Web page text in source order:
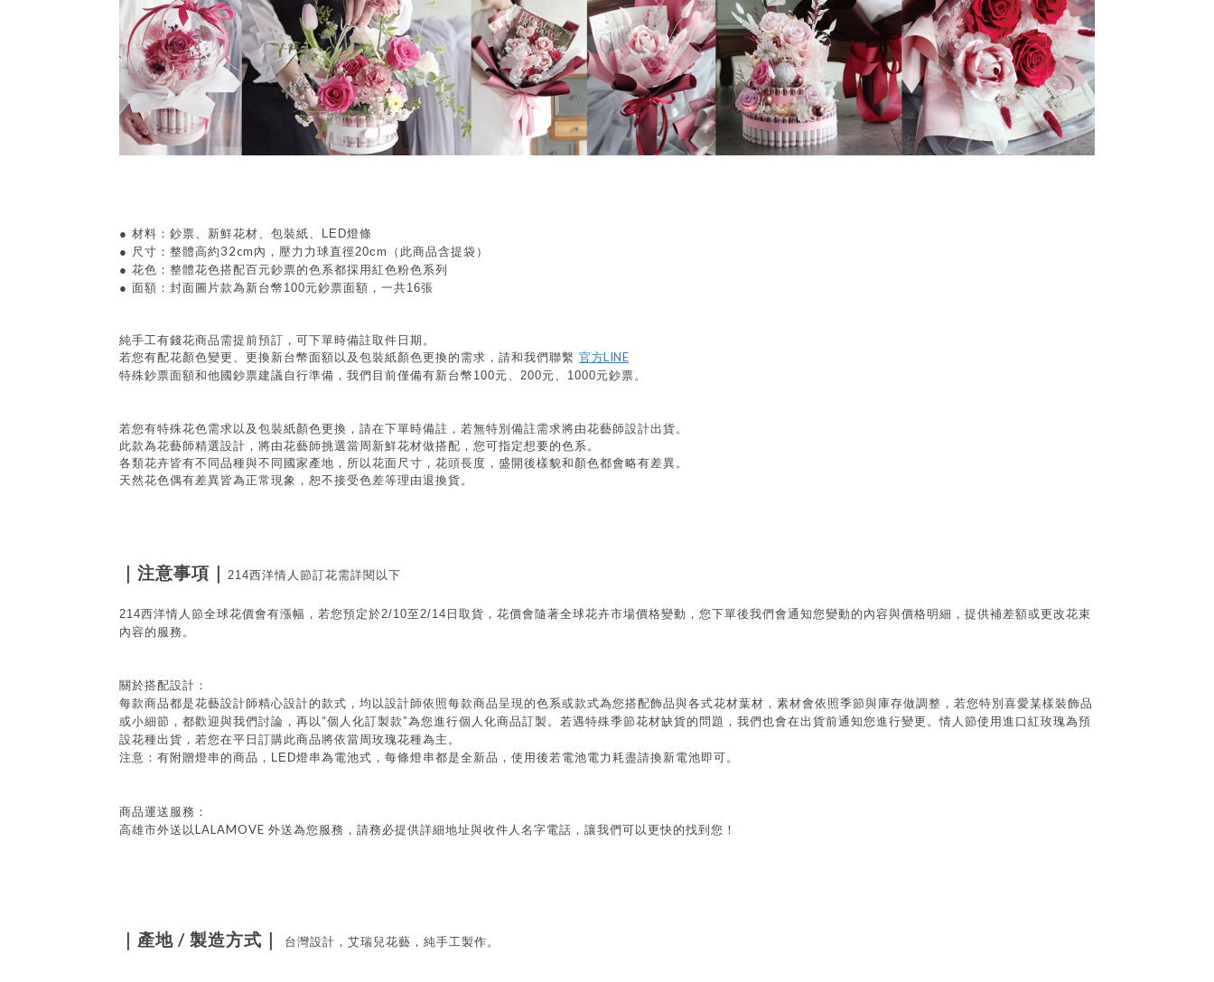
● 材料：鈔票、新鮮花材、包裝紙、
LED燈條
● 尺寸：整體高約32cm 內，壓力力球直徑20cm（此商品含提袋）
● 花色：整體花色搭配百元鈔票的色系都採用紅色粉色系列
● 面額 ：封面圖片款為新台幣100元鈔票面額，一共16張
純手工有錢花商品需提前預訂，可下單時備註取件日期。
若您有配花顏色變更、更換新台幣面額以及包裝紙顏色更換的需求，請和我們聯繫 官方LINE
特殊鈔票面額和他國鈔票建議自行準備，我們目前僅備有新台幣100元、200元、1000元鈔票。
若您有特殊花色需求以及包裝紙顏色更換，請在下單時備註，若無特別備註需求將由花藝師設計出貨。
此款為花藝師精選設計，將由花藝師挑選當周新鮮花材做搭配，您可指定想要的色系。
各類花卉皆有不同品種與不同國家產地，所以花面尺寸，花頭長度，盛開後樣貌和顏色都會略有差異。
天然花色偶有差異皆為正常現象，恕不接受色差等理由退換貨。
｜注意事項｜ 214西洋情人節訂花需詳閱以下
214西洋情人節全球花價會有漲幅，若您預定於2/10至2/14日取貨，花價會隨著全球花卉市場價格變動，您下單後我們會通知您變動的內容與價格明細，提供補差額或更改花束
內容的服務。
關於搭配設計：
每款商品都是花藝設計師精心設計的款式，均以設計師依照每款商品呈現的色系或款式為您搭配飾品與各式花材葉材，素材會依照季節與庫存做調整，若您特別喜愛某樣裝飾品
或小細節，都歡迎與我們討論，再以 “個人化訂製款”為您進行個人化商品訂製。若遇特殊季節花材缺貨的問題，我們也會在出貨前通知您進行變更。情人節使用 進口紅玫瑰為預
設花種出貨，若您在平日訂購此商品將依當周玫瑰花種為主。
注意：有附贈燈串的商品， LED燈串為電池式，每條燈串都是全新品，使用後若電池電力耗盡請換新電池即可。
商品運送服務：
高雄市外送以LALAMOVE 外送為您服務，請務必提供詳細地址與收件人名字電話，讓我們可以更快的找到您！
｜產地 / 製造方式｜ 台灣設計，艾瑞兒花藝，純手工製作。